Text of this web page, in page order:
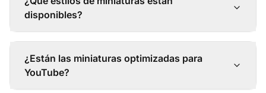
disponibles?
¿Están las miniaturas optimizadas para
YouTube?